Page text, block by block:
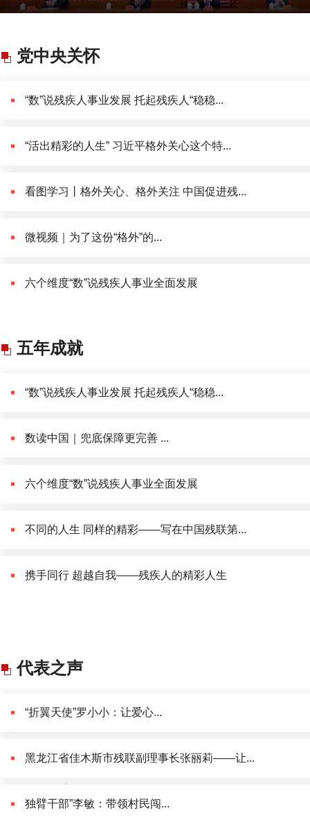
党中央关怀
“数”说残疾人事业发展 托起残疾人“稳稳...
“活出精彩的人生” 习近平格外关心这个特...
看图学习丨格外关心、格外关注 中国促进残...
微视频｜为了这份“格外”的...
六个维度“数”说残疾人事业全面发展
五年成就
“数”说残疾人事业发展 托起残疾人“稳稳...
数读中国｜兜底保障更完善 ...
六个维度“数”说残疾人事业全面发展
不同的人生 同样的精彩——写在中国残联第...
携手同行 超越自我——残疾人的精彩人生
代表之声
“折翼天使”罗小小：让爱心...
黑龙江省佳木斯市残联副理事长张丽莉——让...
独臂干部”李敏：带领村民闯...